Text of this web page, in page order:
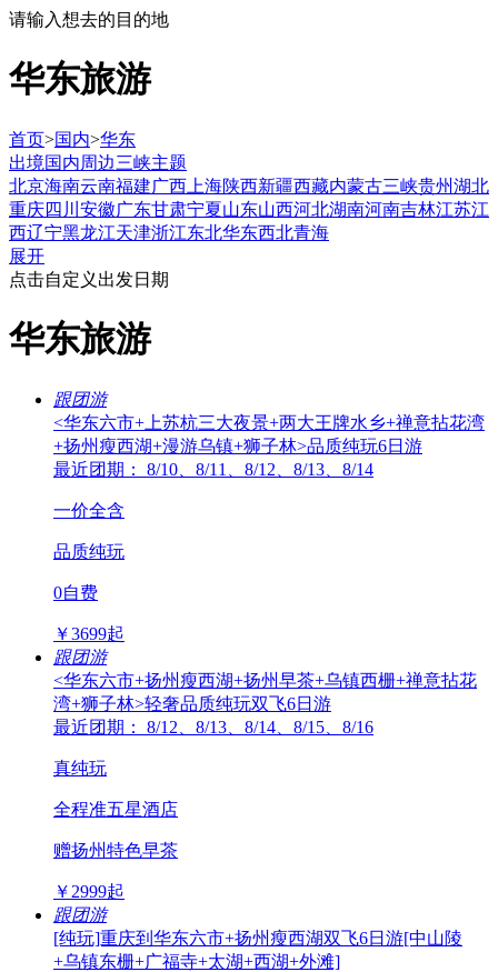
请输入想去的目的地
华东旅游
首页>国内>华东
出境国内周边三峡主题
北京海南云南福建广西 上海陕西新疆西藏内蒙古三峡贵州湖北
重庆四川 安徽广东甘肃宁夏山东山西河北湖南河南吉林江苏江
西辽宁黑龙江天津浙江东北华东西北青海
展开
点击自定义出发日期
华东旅游
跟团游
<华东六市+上苏杭三大夜景+两大王牌水乡+禅意拈花湾
+扬州瘦西湖+漫游乌镇+狮子林>品质纯玩6日游
最近团期： 8/10、8/11、8/12、8/13、8/14
一价全含
品质纯玩
0自费
￥3699起
跟团游
<华东六市+扬州瘦西湖+扬州早茶+乌镇西栅+禅意拈花
湾+狮子林>轻奢品质纯玩双飞6日游
最近团期： 8/12、8/13、8/14、8/15、8/16
真纯玩
全程准五星酒店
赠扬州特色早茶
￥ 2999起
跟团游
[纯玩]重庆到华东六市+扬州瘦西湖双飞6日游[中山陵
+乌镇东栅+广福寺+太湖+西湖+外滩]